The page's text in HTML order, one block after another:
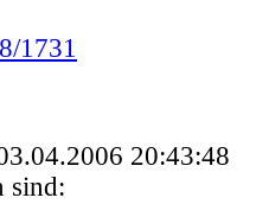
1731
20:43:48
sind: